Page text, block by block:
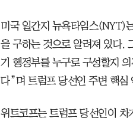
미국 일간지 뉴욕타임스(NYT)
을 구하는 것으로 알려져 있다.
기 행정부를 누구로 구성할지
다”며 트럼프 당선인 주변 핵심
위트코프는 트럼프 당선인이